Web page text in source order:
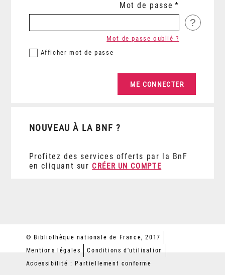
Mot de passe
?
Afficher mot de passe
Mot de passe oublié ?
NOUVEAU À LA BNF ?
Profitez des services offerts par la BnF
en cliquant sur CRÉER UN COMPTE
© Bibliothèque nationale de France, 2017
Mentions légales
Conditions d'utilisation
Accessibilité : Partiellement conforme